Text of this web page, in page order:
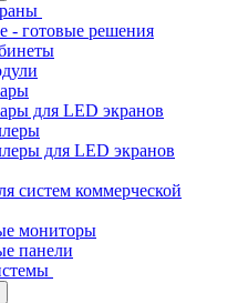
- готовые решения
для LED экранов
для LED экранов
систем коммерческой
мониторы
панели